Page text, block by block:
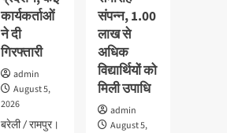
कार्यकर्ताओं
ने दी
गिरफ्तारी
admin
August 5,
2026
बरेली / रामपुर।
संपन्न, 1.00
लाख से
अधिक
विद्यार्थियों को
मिली उपाधि
admin
August 5,